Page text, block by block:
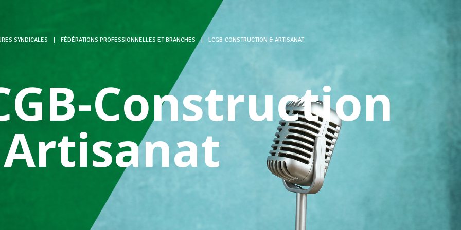
SYNDICALES FÉDÉRATIONS PROFESSIONNELLES ET BRANCHES | LCGB-CONSTRUCTION & ARTISANAT
Construction